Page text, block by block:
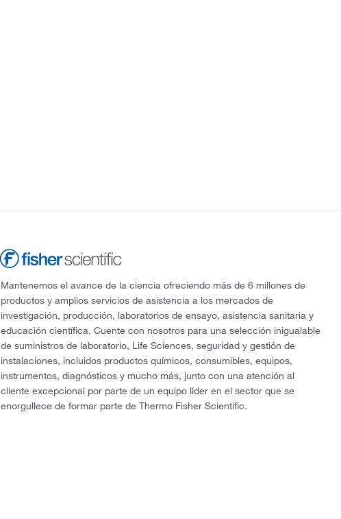
Mantenemos el avance de la ciencia ofreciendo más de 6 millones de
productos y amplios servicios de asistencia a los mercados de
investigación, producción, laboratorios de ensayo, asistencia sanitaria y
educación científica. Cuente con nosotros para una selección inigualable
de suministros de laboratorio, Life Sciences, seguridad y gestión de
instalaciones, incluidos productos químicos, consumibles, equipos,
instrumentos, diagnósticos y mucho más, junto con una atención al
cliente excepcional por parte de un equipo líder en el sector que se
enorgullece de formar parte de Thermo Fisher Scientific.